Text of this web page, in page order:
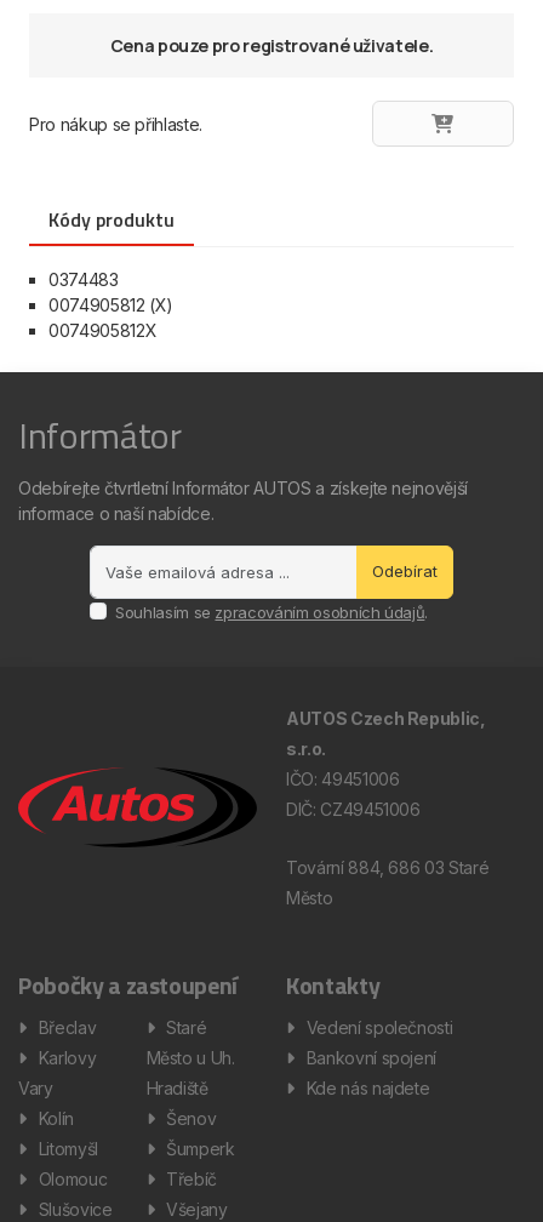
Cena pouze pro registrované uživatele.
Pro nákup se přihlaste.
Kódy produktu
0374483
0074905812 (X)
0074905812X
Informátor
Odebírejte čtvrtletní Informátor AUTOS a získejte nejnovější
informace o naší nabídce.
Odebírat
Souhlasím se zpracováním osobních údajů.
AUTOS Czech Republic,
s.r.o.
IČO: 49451006
DIČ: CZ49451006
Tovární 884, 686 03 Staré
Město
Pobočky a zastoupení
Břeclav
Karlovy
Vary
Kolín
Litomyšl
Olomouc
Slušovice
Staré
Město u Uh.
Hradiště
Šenov
Šumperk
Třebíč
Všejany
Kontakty
Vedení společnosti
Bankovní spojení
Kde nás najdete